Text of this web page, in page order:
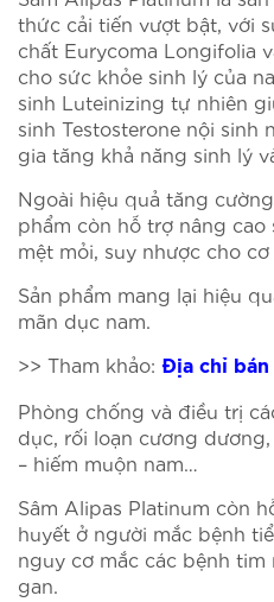
thức cải tiến vượt bật, với
chất Eurycoma Longifolia
cho sức khỏe sinh lý của
sinh Luteinizing tự nhiên
sinh Testosterone nội sinh
gia tăng khả năng sinh lý
Ngoài hiệu quả tăng
phẩm còn hỗ trợ nâng cao
mệt mỏi, suy nhược cho cơ
Sản phẩm mang lại hiệu
mãn dục nam.
>> Tham khảo: Địa chỉ bán
Phòng chống và điều trị
dục, rối loạn cương
– hiếm muộn nam…
Sâm Alipas Platinum còn
huyết ở người mắc bệnh
nguy cơ mắc các bệnh tim
gan.